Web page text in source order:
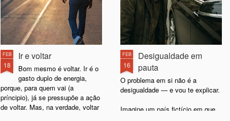
FEB
18
Ir e voltar
Bom mesmo é voltar. Ir é o
gasto duplo de energia,
porque, para quem vai (a
príncipio), já se pressupõe a ação
de voltar. Mas, na verdade, voltar
FEB
16
Desigualdade em
pauta
O problema em si não é a
desigualdade — e vou te explicar.
Imagine um país fictício em que